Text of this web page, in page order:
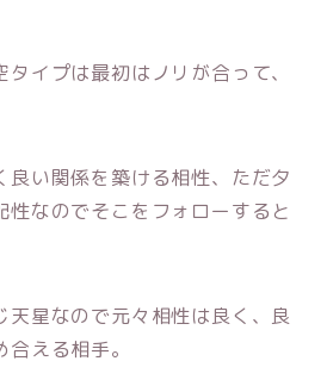
タイプは最初はノリが合って、
良い関係を築ける相性、ただ夕
性なのでそこをフォローすると
天星なので元々相性は良く、良
える相手。